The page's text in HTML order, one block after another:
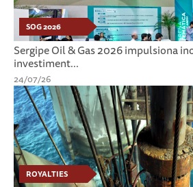
SOG 2026
Sergipe Oil & Gas 2026 impulsiona
investiment...
24/07/26
ROYALTIES